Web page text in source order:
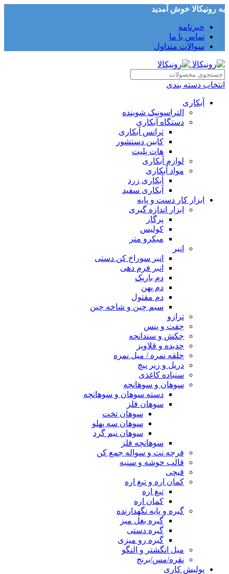
به رونیکالا خوش آمدید
خبرنامه
تماس با ما
سوالات متداول
انتخاب دسته بندی
آبکاری
التراسونیک شوینده
دستگاه آبکاری
ترانس آبکاری
کابین دستشور
هات پلیت
لوازم آبکاری
مواد آبکاری
آبکاری زرد
آبکاری سفید
ابزار کار دست و پایه
ابزار اندازه گیری
پرگار
کولیس
میکرو متر
انبر
انبر سوراخ کن دستی
انبر فرم دهی
دم باریک
دم پهن
دم مفتول
سیم چین و شاخه چین
ترازو
چفت و پنس
چکش و سندانچه
حدیده و قلاویز
حلقه نمره / میل نمره
دریل و زیر پیچ
سنباده کاغذی
سوهان و سوهانچه
دسته سوهان و سوهانچه
سوهان فلز
سوهان تخت
سوهان سه پهلو
سوهان نیم گرد
سوهانچه فلز
فرچه نت و سواله جمع کن
قالب خوشه و سنبه
قیچی
کمان اره و تیغ اره
تیغ اره
کمان اره
گیره و پایه نگهدارنده
گیره بغل میز
گیره دستی
گیره رو میزی
میل انگشتر و النگو
نقره/مس/برنج
پولیش کاری